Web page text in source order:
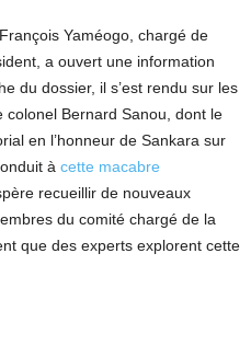
Yaméogo, chargé de
a ouvert une information
du dossier, il s’est rendu sur les
colonel Bernard Sanou, dont le
en l’honneur de Sankara sur
à cette macabre
recueillir de nouveaux
du comité chargé de la
que des experts explorent cette